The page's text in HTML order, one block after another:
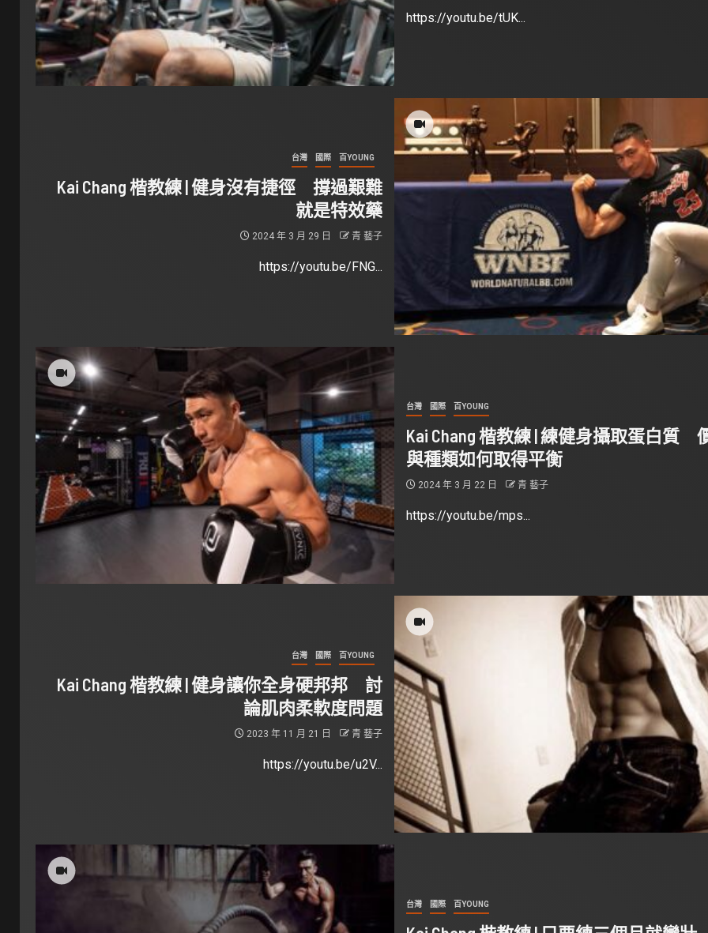
https://youtu.be/tUK...
台灣 國際 百YOUNG
Kai Chang 楷教練 | 健身沒有捷徑 撐過艱難
就是特效藥
2024 年 3 月 29 日 青 藝子
https://youtu.be/FNG...
台灣 國際 百YOUNG
Kai Chang 楷教練 | 練健身攝取蛋白質
與種類如何取得平衡
2024 年 3 月 22 日 青 藝子
https://youtu.be/mps...
台灣 國際 百YOUNG
Kai Chang 楷教練 | 健身讓你全身硬邦邦 討
論肌肉柔軟度問題
2023 年 11 月 21 日 青 藝子
https://youtu.be/u2V...
台灣 國際 百YOUNG